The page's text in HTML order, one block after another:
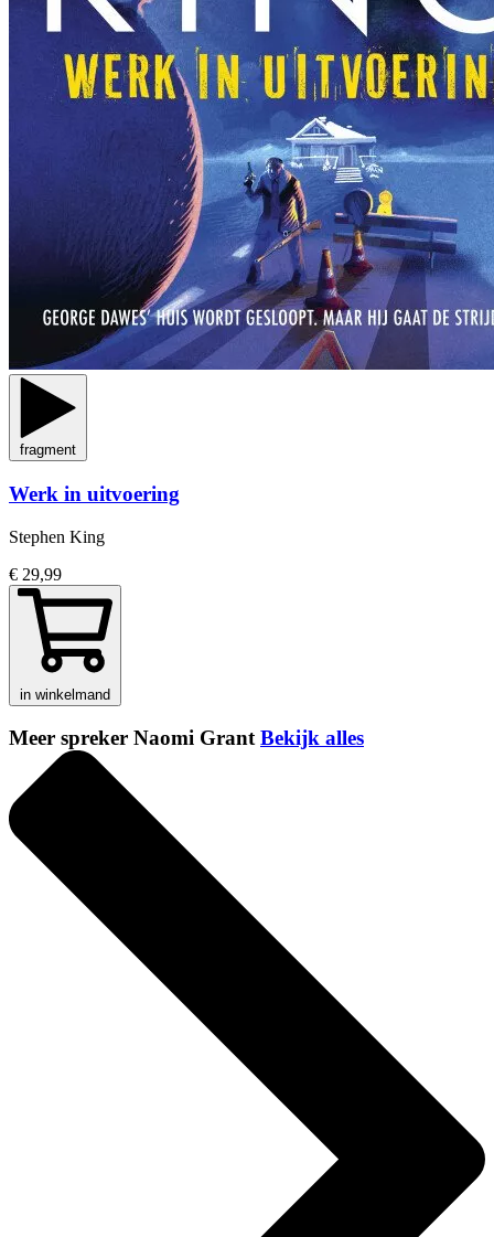
fragment
Werk in uitvoering
Stephen King
€ 29,99
in winkelmand
Meer spreker Naomi GrantBekijk alles